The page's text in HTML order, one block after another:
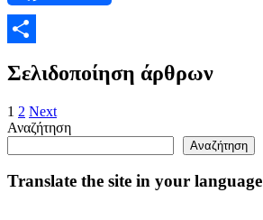
Σελιδοποίηση άρθρων
1 2 Next
Αναζήτηση
Αναζήτηση
Translate the site in your language